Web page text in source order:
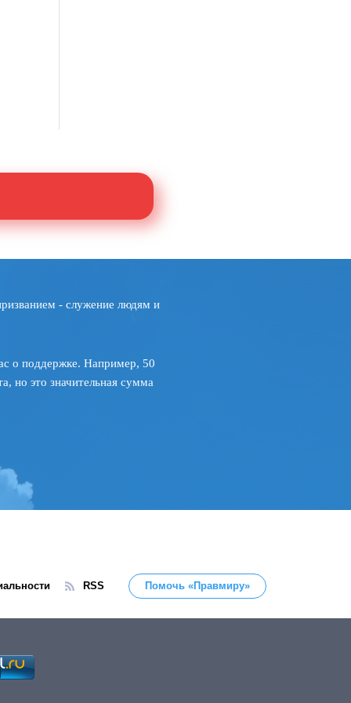
- служение людям и
о поддержке. Например, 50
но это значительная сумма
RSS Помочь «Правмиру»